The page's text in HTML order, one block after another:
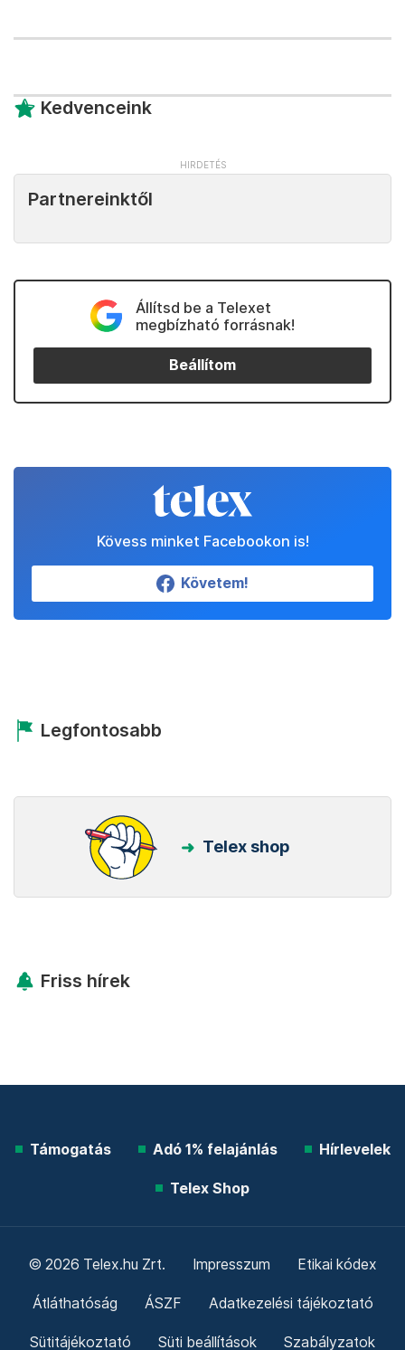
Kedvenceink
Partnereinktől
Állítsd be a Telexet
megbízható forrásnak!
Beállítom
Kövess minket Facebookon is!
Követem!
Legfontosabb
Telex shop
Friss hírek
Támogatás Adó 1% felajánlás Hírlevelek
Telex Shop
© 2026 Telex.hu Zrt. Impresszum Etikai kódex
Átláthatóság ÁSZF Adatkezelési tájékoztató
Sütitájékoztató Süti beállítások Szabályzatok